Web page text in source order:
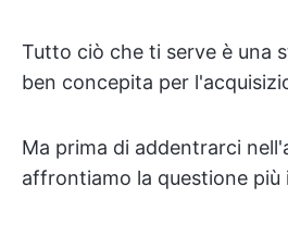
Tutto ciò che ti serve è una
ben concepita per
Ma prima di addentrarci
affrontiamo la questione